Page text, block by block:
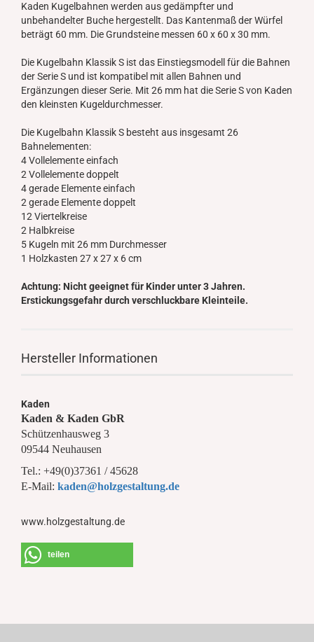
Kaden Kugelbahnen werden aus gedämpfter und
unbehandelter Buche hergestellt. Das Kantenmaß der Würfel
beträgt 60 mm. Die Grundsteine messen 60 x 60 x 30 mm.
Die Kugelbahn Klassik S ist das Einstiegsmodell für die Bahnen
der Serie S und ist kompatibel mit allen Bahnen und
Ergänzungen dieser Serie. Mit 26 mm hat die Serie S von Kaden
den kleinsten Kugeldurchmesser.
Die Kugelbahn Klassik S besteht aus insgesamt 26
Bahnelementen:
4 Vollelemente einfach
2 Vollelemente doppelt
4 gerade Elemente einfach
2 gerade Elemente doppelt
12 Viertelkreise
2 Halbkreise
5 Kugeln mit 26 mm Durchmesser
1 Holzkasten 27 x 27 x 6 cm
Achtung: Nicht geeignet für Kinder unter 3 Jahren.
Erstickungsgefahr durch verschluckbare Kleinteile.
Hersteller Informationen
Kaden
Kaden & Kaden GbR
Schützenhausweg 3
09544 Neuhausen
Tel.: +49(0)37361 / 45628
E-Mail: kaden@holzgestaltung.de
www.holzgestaltung.de
teilen